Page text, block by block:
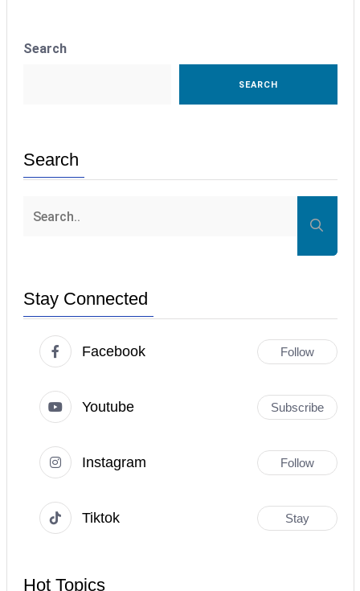
Search
SEARCH
Search
Stay Connected
Facebook Follow
Youtube Subscribe
Instagram Follow
Tiktok Stay
Hot Topics